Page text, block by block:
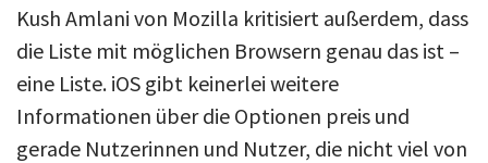
Kush Amlani von Mozilla kritisiert außerdem, dass
die Liste mit möglichen Browsern genau das ist –
eine Liste. iOS gibt keinerlei weitere
Informationen über die Optionen preis und
gerade Nutzerinnen und Nutzer, die nicht viel von